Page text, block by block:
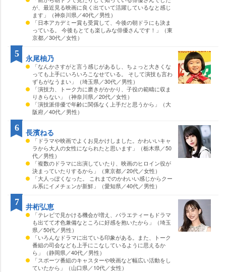
が、最近見る映画に良く出ていて活躍しているなと感じ
ます」（神奈川県／40代／男性）
「日本アカデミー賞も受賞して、今後の朝ドラにも決ま
っている。 今後もとても楽しみな俳優さんです！」（東
京都／30代／女性）
永尾柚乃
「なんかさすがと言う感じがあるし、ちょっと大きくな
っても上手にいろいろこなせている。 そして演技も言わ
ずもがなうまい」（埼玉県／30代／男性）
「演技力、トーク力に磨きがかかり、子役の範疇に収ま
りきらない」（神奈川県／20代／女性）
「演技派俳優で年齢に関係なく上手だと思うから」（大
阪府／40代／男性）
5
長濱ねる
「ドラマや映画でよくお見かけしました。かわいいキャ
ラから大人の女性になられたと思います」（栃木県／50
代／男性）
「複数のドラマに出演していたり、映画のヒロイン役が
決まっていたりするから」（東京都／20代／女性）
「大人っぽくなった。 これまでのかわいい感じからクー
ル系にイメチェンが新鮮」（愛知県／40代／男性）
6
井桁弘恵
「テレビで見かける機会が増え、バラエティーもドラマ
も出てて才色兼備なところに好感を抱いたから」（埼玉
県／50代／男性）
「いろんなドラマに出ている印象がある。また、トーク
番組の司会なども上手にこなしているように思えるか
ら」（静岡県／40代／男性）
「スポーツ番組のキャスターや映画など幅広い活動をし
ていたから」（山口県／10代／女性）
7